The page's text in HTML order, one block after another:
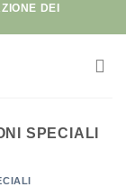
DEI
SPECIALI